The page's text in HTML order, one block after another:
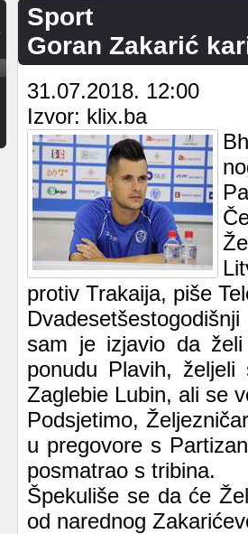
Sport
Goran Zakarić
31.07.2018. 12:00
Izvor: klix.ba
protiv Trakaija, piše
sam je izjavio da
ponudu Plavih,
Zaglebie Lubin, ali se
Podsjetimo,
u pregovore s
posmatrao s tribina.
Špekuliše se da će
od narednog